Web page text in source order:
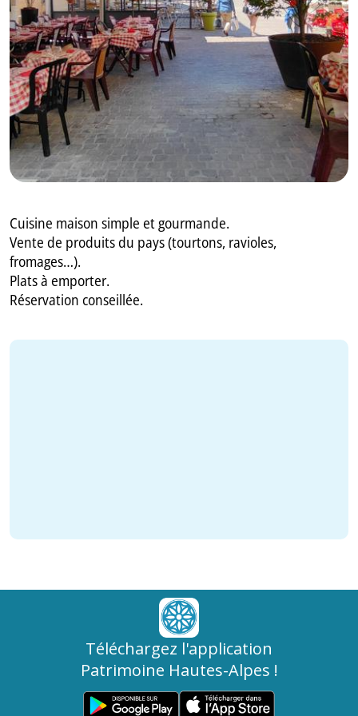
GB
IT
Cuisine maison simple et gourmande.
Vente de produits du pays (tourtons, ravioles,
fromages…).
Plats à emporter.
Réservation conseillée.
Téléchargez l'application
Patrimoine Hautes-Alpes !